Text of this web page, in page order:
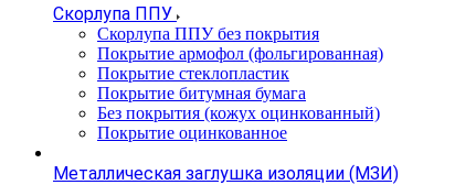
Скорлупа ППУ
Скорлупа ППУ без покрытия
Покрытие армофол (фольгированная)
Покрытие стеклопластик
Покрытие битумная бумага
Без покрытия (кожух оцинкованный)
Покрытие оцинкованное
Металлическая заглушка изоляции (МЗИ)